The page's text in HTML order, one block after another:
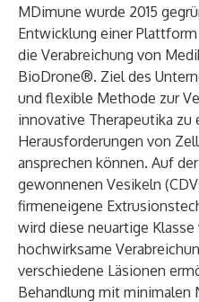
MDimune wurde 2015
Entwicklung einer
die Verabreichung von
BioDrone®. Ziel des
und flexible Methode zur
innovative Therapeutika
Herausforderungen von
ansprechen können. Auf
gewonnenen Vesikeln
firmeneigene
wird diese neuartige
hochwirksame
verschiedene Läsionen
Behandlung mit minimalen